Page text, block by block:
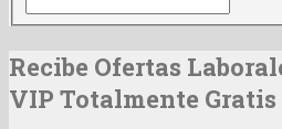
Recibe Ofertas
VIP Totalmente Gratis